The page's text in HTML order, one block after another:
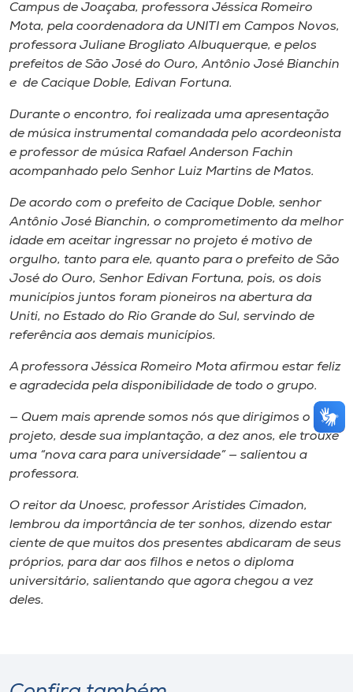
Campus de Joaçaba, professora Jéssica Romeiro
Mota, pela coordenadora da UNITI em Campos Novos,
professora Juliane Brogliato Albuquerque, e pelos
prefeitos de São José do Ouro, Antônio José Bianchin
e de Cacique Doble, Edivan Fortuna.
Durante o encontro, foi realizada uma apresentação
de música instrumental comandada pelo acordeonista
e professor de música Rafael Anderson Fachin
acompanhado pelo Senhor Luiz Martins de Matos.
De acordo com o prefeito de Cacique Doble, senhor
Antônio José Bianchin, o comprometimento da melhor
idade em aceitar ingressar no projeto é motivo de
orgulho, tanto para ele, quanto para o prefeito de São
José do Ouro, Senhor Edivan Fortuna, pois, os dois
municípios juntos foram pioneiros na abertura da
Uniti, no Estado do Rio Grande do Sul, servindo de
referência aos demais municípios.
A professora Jéssica Romeiro Mota afirmou estar feliz
e agradecida pela disponibilidade de todo o grupo.
— Quem mais aprende somos nós que dirigimos o
projeto, desde sua implantação, a dez anos, ele trouxe
uma “nova cara para universidade” — salientou a
professora.
O reitor da Unoesc, professor Aristides Cimadon,
lembrou da importância de ter sonhos, dizendo estar
ciente de que muitos dos presentes abdicaram de seus
próprios, para dar aos filhos e netos o diploma
universitário, salientando que agora chegou a vez
deles.